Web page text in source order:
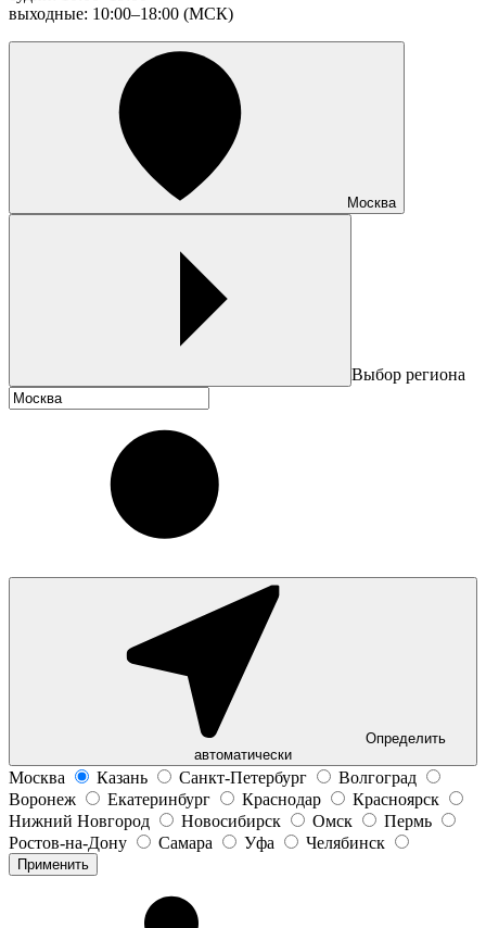
выходные: 10:00–18:00 (МСК)
Москва
Выбор региона
Определить
автоматически
Москва Казань Санкт-Петербург
Волгоград
Воронеж
Екатеринбург Краснодар
Красноярск
Нижний Новгород
Новосибирск Омск
Пермь
Ростов-на-Дону
Самара Уфа Челябинск
Применить